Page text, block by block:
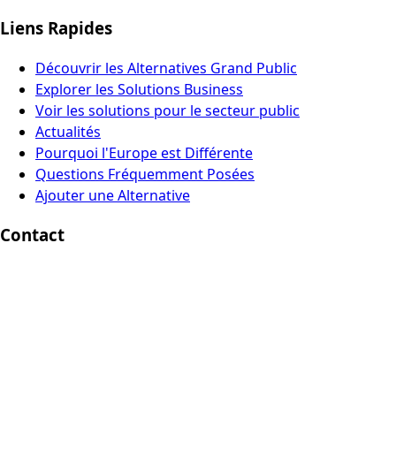
Liens Rapides
Découvrir les Alternatives Grand Public
Explorer les Solutions Business
Voir les solutions pour le secteur public
Actualités
Pourquoi l'Europe est Différente
Questions Fréquemment Posées
Ajouter une Alternative
Contact